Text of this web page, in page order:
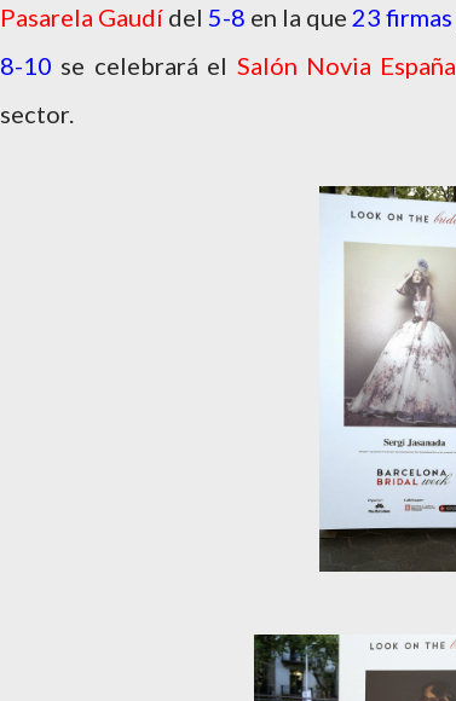
Pasarela Gaudí del 5-8 en la que 23 firmas
8-10 se celebrará el Salón Novia España
sector.